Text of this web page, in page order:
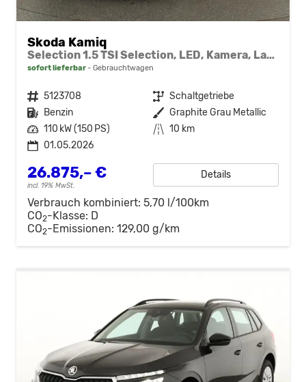
Skoda Kamiq
Selection 1.5 TSI Selection, LED, Kamera, Ladeboden, Winter
sofort lieferbar Gebrauchtwagen
Fahrzeugnr. 5123708 Getriebe Schaltgetriebe
Kraftstoff Benzin Außenfarbe Graphite Grau Metallic
Leistung 110 kW (150 PS) Kilometerstand 10 km
01.05.2026
26.875,– €
incl. 19% MwSt.
Details
Verbrauch kombiniert: 5,70 l/100km
CO2-Klasse: D
CO2-Emissionen: 129,00 g/km